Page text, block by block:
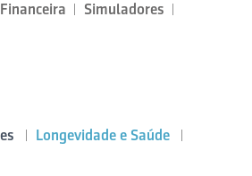
Simuladores
Longevidade e Saúde